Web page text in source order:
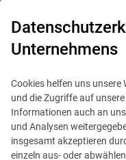
Filter 1
Unternehmens
Cookies helfen uns unsere
und die Zugriffe auf
Informationen auch an
und Analysen
insgesamt akzeptieren
einzeln aus- oder